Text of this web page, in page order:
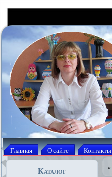
Главная О сайте Контакты
Каталог «